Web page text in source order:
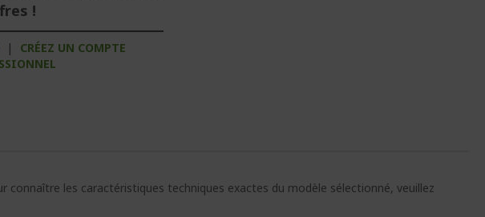
!
|
CRÉEZ UN COMPTE
les caractéristiques techniques exactes du modèle sélectionné, veuillez